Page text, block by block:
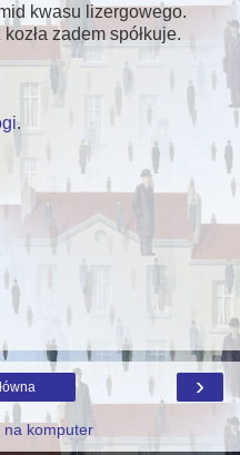
kwasu lizergowego.
zadem spółkuje.
.
›
na komputer